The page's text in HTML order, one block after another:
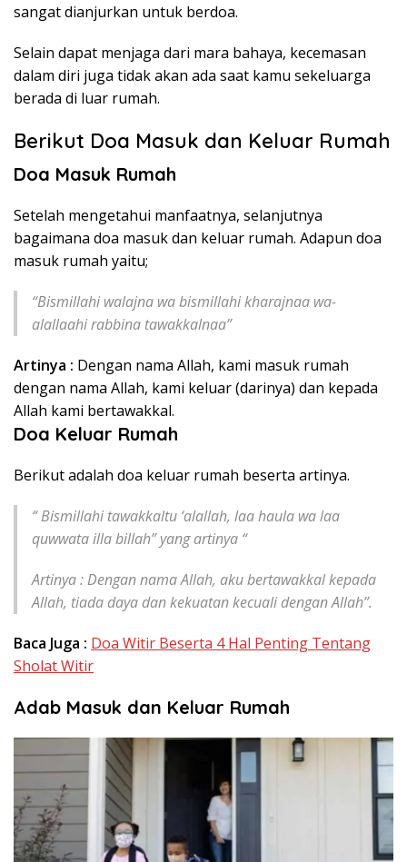
sangat dianjurkan untuk berdoa.
Selain dapat menjaga dari mara bahaya, kecemasan
dalam diri juga tidak akan ada saat kamu sekeluarga
berada di luar rumah.
Berikut Doa Masuk dan Keluar Rumah
Doa Masuk Rumah
Setelah mengetahui manfaatnya, selanjutnya
bagaimana doa masuk dan keluar rumah. Adapun doa
masuk rumah yaitu;
“Bismillahi walajna wa bismillahi kharajnaa wa-
alallaahi rabbina tawakkalnaa”
Artinya : Dengan nama Allah, kami masuk rumah
dengan nama Allah, kami keluar (darinya) dan kepada
Allah kami bertawakkal.
Doa Keluar Rumah
Berikut adalah doa keluar rumah beserta artinya.
“ Bismillahi tawakkaltu ‘alallah, laa haula wa laa
quwwata illa billah” yang artinya “
Artinya : Dengan nama Allah, aku bertawakkal kepada
Allah, tiada daya dan kekuatan kecuali dengan Allah”.
Baca Juga : Doa Witir Beserta 4 Hal Penting Tentang
Sholat Witir
Adab Masuk dan Keluar Rumah